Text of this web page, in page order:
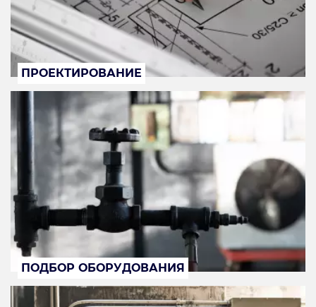
ПРОЕКТИРОВАНИЕ
ПОДБОР ОБОРУДОВАНИЯ